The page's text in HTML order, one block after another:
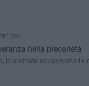
2014
nella precarietà
le proteste dei lavoratori